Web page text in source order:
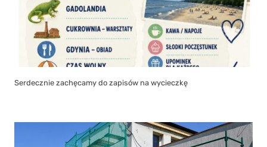
Serdecznie zachęcamy do zapisów na wycieczkę